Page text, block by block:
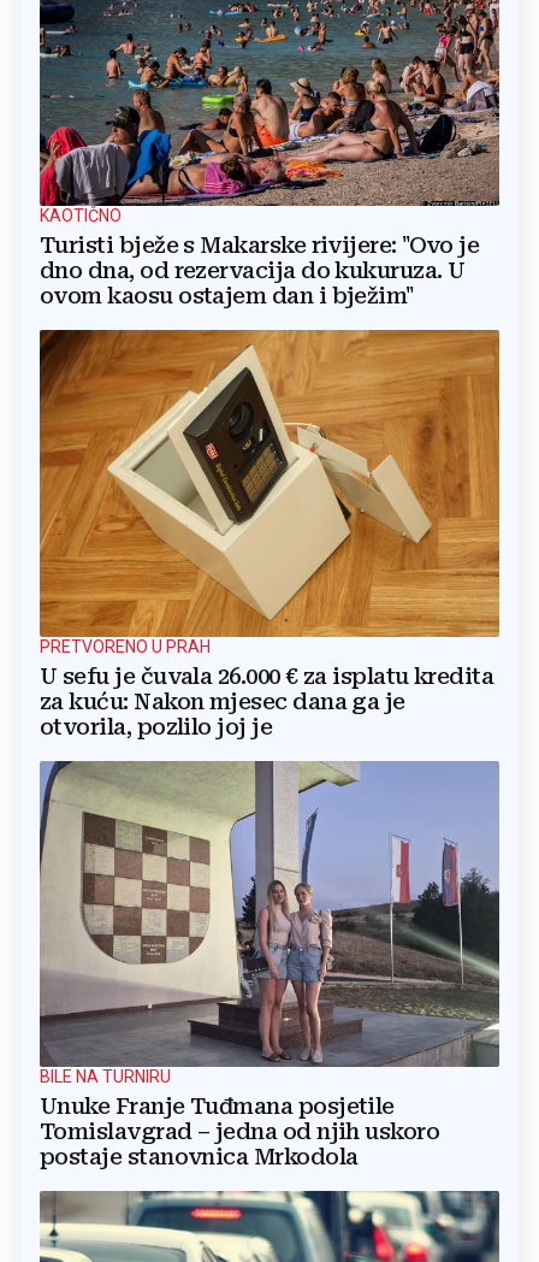
KAOTIČNO
Turisti bježe s Makarske rivijere: "Ovo je
dno dna, od rezervacija do kukuruza. U
ovom kaosu ostajem dan i bježim"
PRETVORENO U PRAH
U sefu je čuvala 26.000 € za isplatu kredita
za kuću: Nakon mjesec dana ga je
otvorila, pozlilo joj je
BILE NA TURNIRU
Unuke Franje Tuđmana posjetile
Tomislavgrad – jedna od njih uskoro
postaje stanovnica Mrkodola